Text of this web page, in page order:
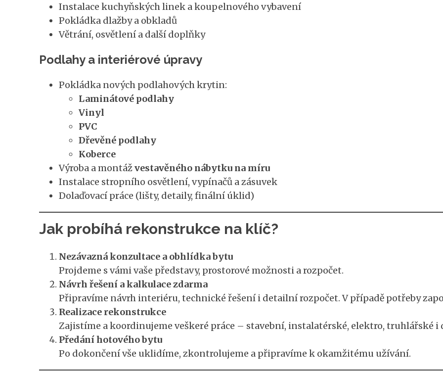
Instalace kuchyňských linek a koupelnového vybavení
Pokládka dlažby a obkladů
Větrání, osvětlení a další doplňky
Podlahy a interiérové úpravy
Pokládka nových podlahových krytin:
Laminátové podlahy
Vinyl
PVC
Dřevěné podlahy
Koberce
Výroba a montážvestavěného nábytku na míru
Instalace stropního osvětlení, vypínačů a zásuvek
Dolaďovací práce (lišty, detaily, finální úklid)
Jak probíhá rekonstrukce na klíč?
Nezávazná konzultace a obhlídka bytu
Projdeme s vámi vaše představy, prostorové možnosti a rozpočet.
Návrh řešení a kalkulace zdarma
Připravíme návrh interiéru, technické řešení i detailní rozpočet. V případě potřeby
Realizace rekonstrukce
Zajistíme a koordinujeme veškeré práce – stavební, instalatérské, elektro, truhlářské i
Předání hotového bytu
Po dokončení vše uklidíme, zkontrolujeme a připravíme k okamžitému užívání.